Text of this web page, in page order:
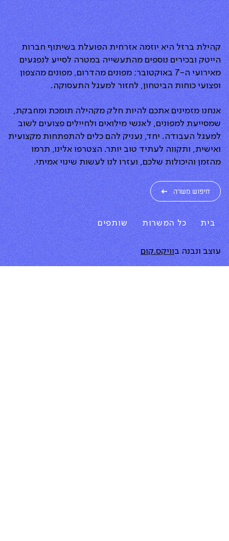
קהילת ברזל היא יוזמה אזרחית הפועלת בשיתוף חברות
הייטק ובכירים נוספים מהתעשייה במטרה לסייע לנפגעים
מאירועי ה-7 באוקטובר; מפונים מהדרום, מפונים מהצפון
ופצועי כוחות הביטחון, לחזור למעגל התעסוקה.
אנחנו מזמינים אתכם להיות חלק מקהילה תומכת ומחבקת,
שמסייעת למפונים, לאנשי מילואים ולחיילים פצועים לשוב
למעגל העבודה. יחד, נעניק להם כלים להתפתחות מקצועית
ואישית, ותקווה לעתיד טוב יותר. הצטרפו אלינו, תרמו
מהזמן והיכולות שלכם, ועזרו לנו לעשות שינוי אמיתי.
חיפוש משרה
בית כל המשרות שותפים
עוצב ונבנה בוויקס.קום